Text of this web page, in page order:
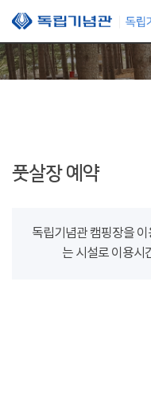
본문 바로가기
풋살장 예약
독립기념관 캠핑장을
는 시설로 이용시